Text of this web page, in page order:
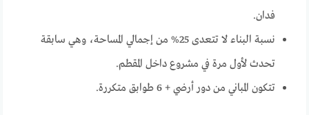
فدان.
نسبة البناء لا تتعدى 25% من إجمالي المساحة، وهي سابقة
تحدث لأول مرة في مشروع داخل المقطم.
تتكون المباني من دور أرضي + 6 طوابق متكررة.